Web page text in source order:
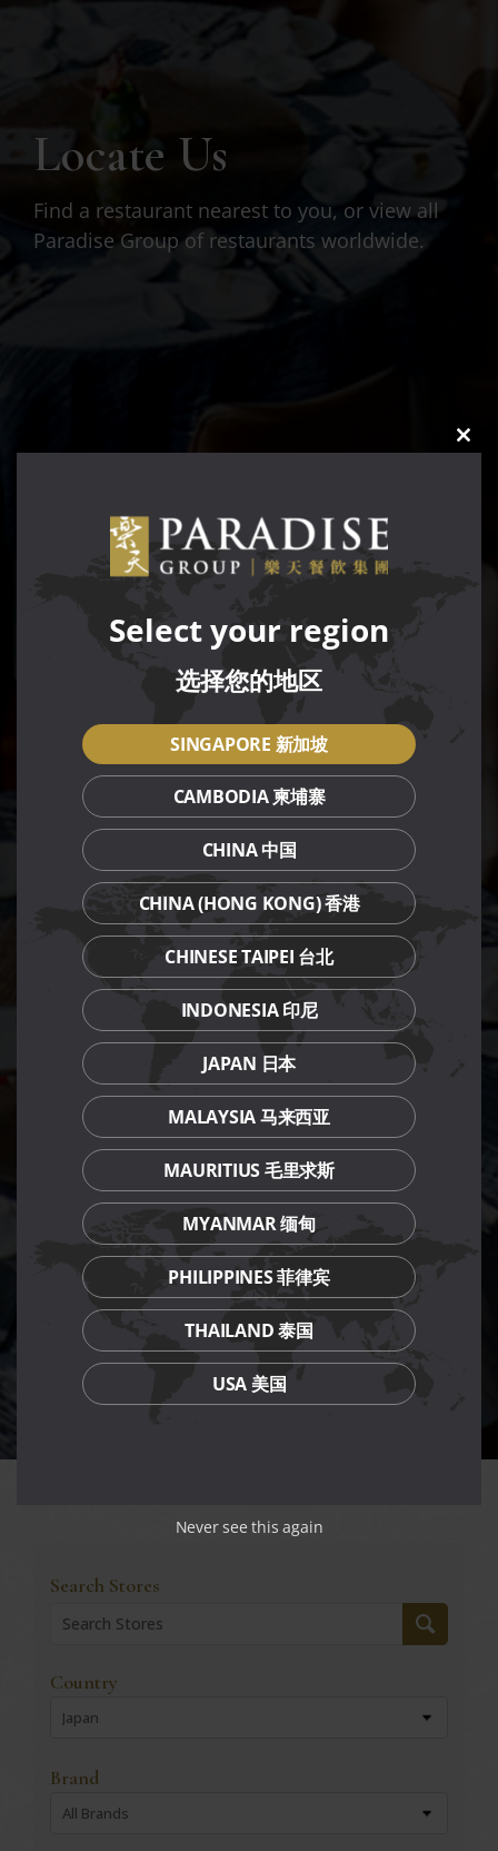
Locate Us
Find a restaurant nearest to you, or view all
Paradise Group of restaurants worldwide.
Search Stores
Country
Japan
Brand
All Brands
Select your region
选择您的地区
SINGAPORE 新加坡
CAMBODIA 柬埔寨
CHINA 中国
CHINA (HONG KONG) 香港
CHINESE TAIPEI 台北
INDONESIA 印尼
JAPAN 日本
MALAYSIA 马来西亚
MAURITIUS 毛里求斯
MYANMAR 缅甸
PHILIPPINES 菲律宾
THAILAND 泰国
USA 美国
Never see this again